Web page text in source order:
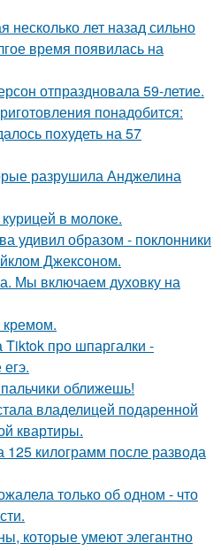
несколько лет назад сильно
время появилась на
отпраздновала 59-летие.
понадобится:
похудеть на 57
разрушила Анджелина
в молоке.
удивил образом - поклонники
Джексоном.
Мы включаем духовку на
про шпаргалки -
оближешь!
владелицей подаренной
квартиры.
килограмм после развода
только об одном - что
которые умеют элегантно